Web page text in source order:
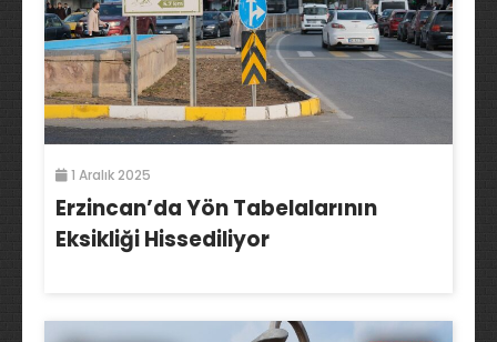
1 Aralık 2025
Erzincan’da Yön Tabelalarının
Eksikliği Hissediliyor